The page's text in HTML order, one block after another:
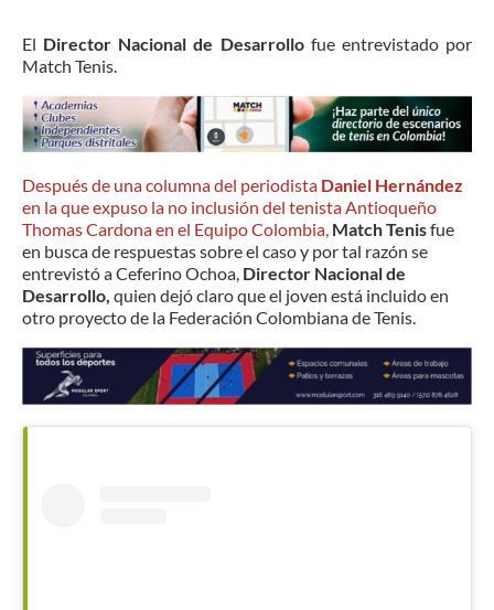
El Director Nacional de Desarrollo fue entrevistado por
Match Tenis.
Después de una columna del periodista Daniel Hernández
en la que expuso la no inclusión del tenista Antioqueño
Thomas Cardona en el Equipo Colombia, Match Tenisfue
en busca de respuestas sobre el caso y por tal razón se
entrevistó a Ceferino Ochoa, Director Nacional de
Desarrollo, quien dejó claro que el joven está incluido en
otro proyecto de la Federación Colombiana de Tenis.